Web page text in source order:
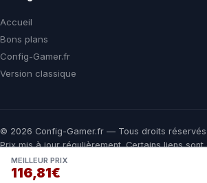
MEILLEUR PRIX
116,81€
Accueil
Bons plans
Config-Gamer.fr
Version classique
© 2026 Config-Gamer.fr — Tous droits réservés
Prix mis à jour régulièrement. Certains liens
vous payez le même prix chez le marchand,
à financer ce comparateur gratuit.